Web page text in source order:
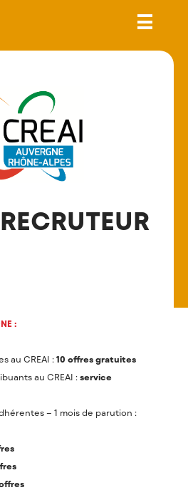
:
au CREAI : 10 offres gratuites
au CREAI : service
– 1 mois de parution :